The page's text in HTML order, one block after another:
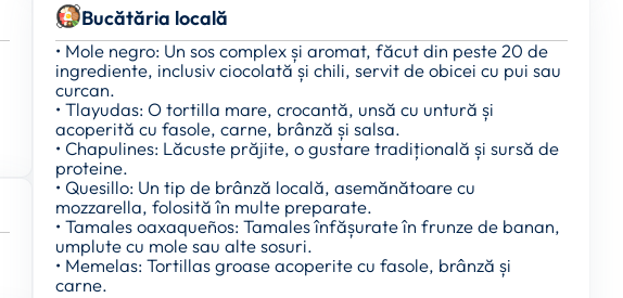
Bucătăria locală
• Mole negro: Un sos complex și aromat, făcut din peste 20 de
ingrediente, inclusiv ciocolată și chili, servit de obicei cu pui sau
curcan.
• Tlayudas: O tortilla mare, crocantă, unsă cu untură și
acoperită cu fasole, carne, brânză și salsa.
• Chapulines: Lăcuste prăjite, o gustare tradițională și sursă de
proteine.
• Quesillo: Un tip de brânză locală, asemănătoare cu
mozzarella, folosită în multe preparate.
• Tamales oaxaqueños: Tamales înfășurate în frunze de banan,
umplute cu mole sau alte sosuri.
• Memelas: Tortillas groase acoperite cu fasole, brânză și
carne.